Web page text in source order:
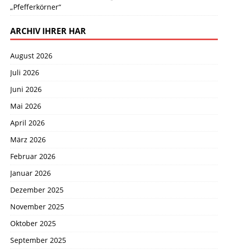
„Pfefferkörner“
ARCHIV IHRER HAR
August 2026
Juli 2026
Juni 2026
Mai 2026
April 2026
März 2026
Februar 2026
Januar 2026
Dezember 2025
November 2025
Oktober 2025
September 2025